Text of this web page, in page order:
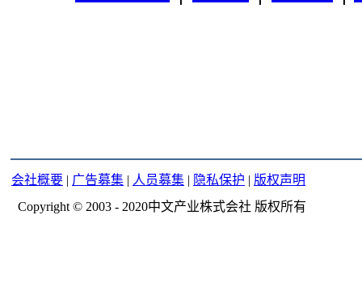
会社概要 | 广告募集 | 人员募集 | 隐私保护 | 版权声明
Copyright © 2003 - 2020中文产业株式会社 版权所有